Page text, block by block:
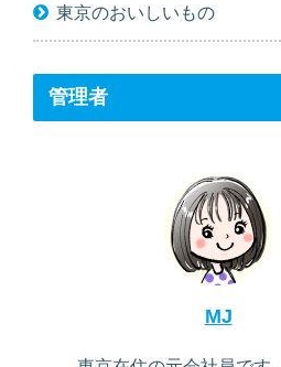
東京のおいしいもの
管理者
MJ